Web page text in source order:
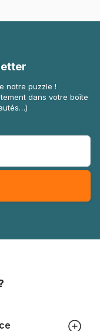
notre puzzle !
dans votre boîte